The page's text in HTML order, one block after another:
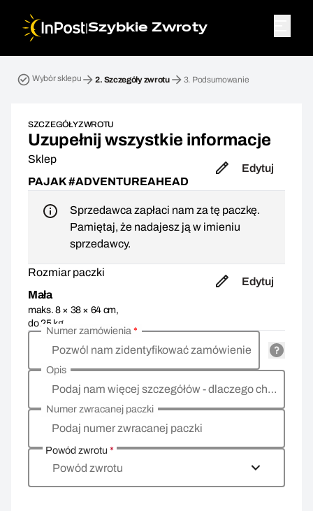
|Szybkie Zwroty
Wybór sklepu 2. Szczegóły zwrotu 3. Podsumowanie
SZCZEGÓŁY ZWROTU
Uzupełnij wszystkie informacje
Sklep
PAJAK #ADVENTUREAHEAD
Edytuj
Sprzedawca zapłaci nam za tę paczkę.
Pamiętaj, że nadajesz ją w imieniu
sprzedawcy.
Rozmiar paczki
Mała
maks. 8 × 38 × 64 cm,
do 25 kg
Edytuj
Pozwól nam zidentyfikować zamówienie
Numer zamówienia*
Podaj nam więcej szczegółów - dlaczego chcesz zwrócić towar, co jest powodem?
Opis
Podaj numer zwracanej paczki
Numer zwracanej paczki
Powód zwrotu*
Powód zwrotu